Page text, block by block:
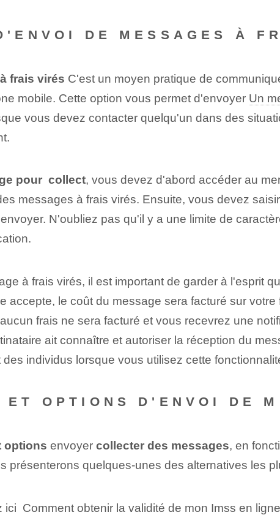
DE MESSAGES À
frais virés C'est un moyen pratique de
mobile. Cette option vous permet d'envoyer⁢ Un
vous devez contacter quelqu'un dans des
pour ⁤ collect, vous devez d'abord accéder au
messages à frais virés. Ensuite, vous devez
N'oubliez pas⁢ qu'il y a une ⁣limite de
à frais virés, il est important de garder à l'esprit
accepte, le coût du message sera facturé sur
frais ne sera facturé et vous recevrez une
ait ‌connaître et ⁤autoriser ⁤la⁢ réception‍ du
⁢individus‌ lorsque vous utilisez cette
ET OPTIONS D'ENVOI DE
options envoyer collecter des messages, en
présenterons quelques-unes des alternatives les
ici Comment obtenir la validité de mon Imss en ligne